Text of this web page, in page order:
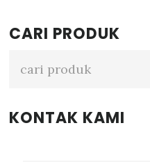
Primary
Sidebar
CARI PRODUK
KONTAK KAMI